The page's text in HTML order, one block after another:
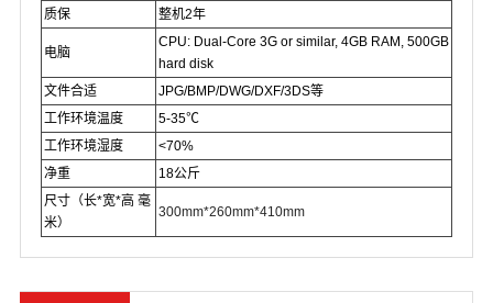
质保
整机2年
电脑
CPU: Dual-Core 3G or similar, 4GB RAM, 500GB
hard disk
文件合适
JPG/BMP/DWG/DXF/3DS等
工作环境温度
5-35℃
工作环境湿度
<70%
净重
18公斤
尺寸（长*宽*高 毫
米）
300mm*260mm*410mm